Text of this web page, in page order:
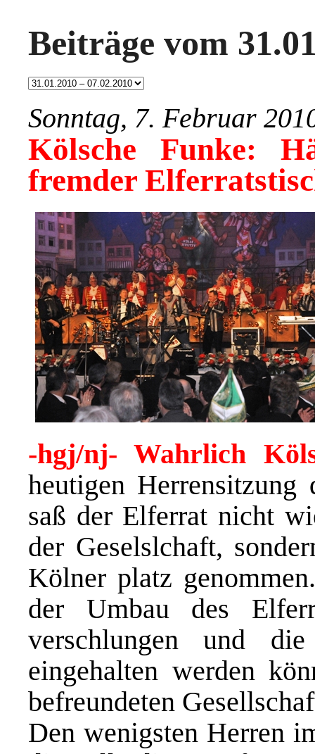
Beiträge vom
Sonntag, 7. Februar
Kölsche Funke:
fremder
-hgj/nj- Wahrlich
heutigen
saß der Elferrat nicht
der Geselslchaft,
Kölner platz
der Umbau des
verschlungen und
eingehalten werden
befreundeten
Den wenigsten Herren